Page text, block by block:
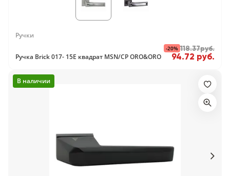
Ручки
Ручка Brick 017- 15E квадрат MSN/CP ORO&ORO
-20% 118.37руб.
94.72 руб.
В наличии